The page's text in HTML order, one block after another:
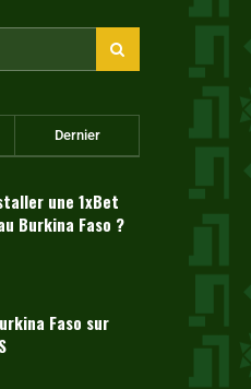
Dernier
une 1xBet
Burkina Faso ?
Faso sur